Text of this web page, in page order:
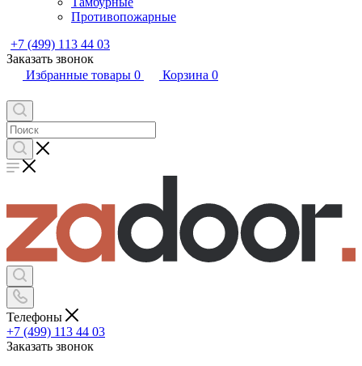
Противопожарные
+7 (499) 113 44 03
Заказать звонок
Избранные товары 0 Корзина 0
Телефоны
+7 (499) 113 44 03
Заказать звонок